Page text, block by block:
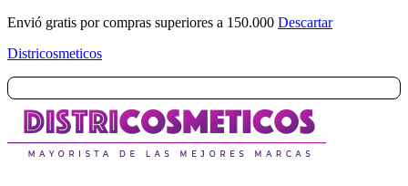
Envió gratis por compras superiores a 150.000 Descartar
Districosmeticos
Menú